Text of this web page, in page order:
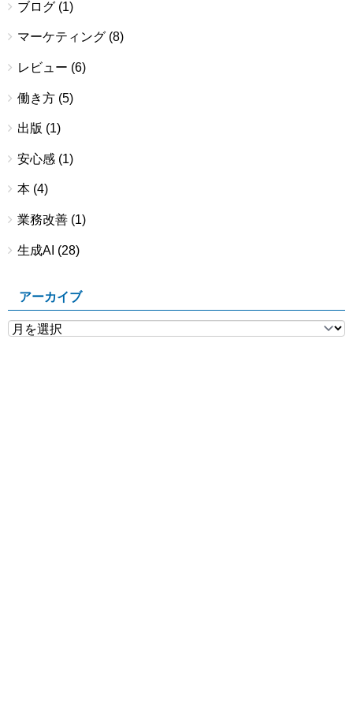
ブログ (1)
マーケティング (8)
レビュー (6)
働き方 (5)
出版 (1)
安心感 (1)
本 (4)
業務改善 (1)
生成AI (28)
アーカイブ